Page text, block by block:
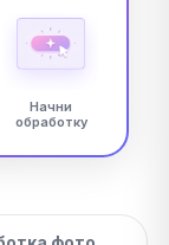
Начни
обработку